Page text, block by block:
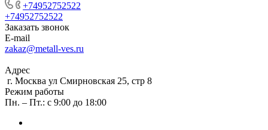
+74952752522
+74952752522
Заказать звонок
E-mail
zakaz@metall-ves.ru
Адрес
г. Москва ул Смирновская 25, стр 8
Режим работы
Пн. – Пт.: с 9:00 до 18:00